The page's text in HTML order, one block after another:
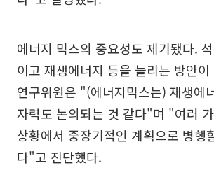
에너지 믹스의 중요성도 제기됐다.
이고 재생에너지 등을 늘리는 방안
연구위원은 "(에너지믹스는) 재생에
자력도 논의되는 것 같다"며 "여러
상황에서 중장기적인 계획으로 병행
다"고 진단했다.